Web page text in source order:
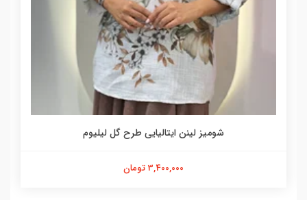
شومیز لینن ایتالیایی طرح گل لیلیوم
3,400,000 تومان